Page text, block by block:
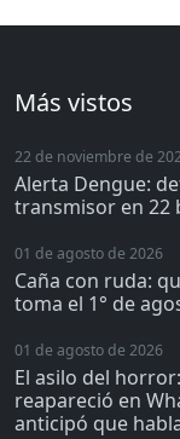
Más vistos
22 de noviembre de
Alerta Dengue:
transmisor en 22
01 de agosto de 2026
Caña con ruda:
toma el 1° de
01 de agosto de 2026
El asilo del
reapareció en
anticipó que